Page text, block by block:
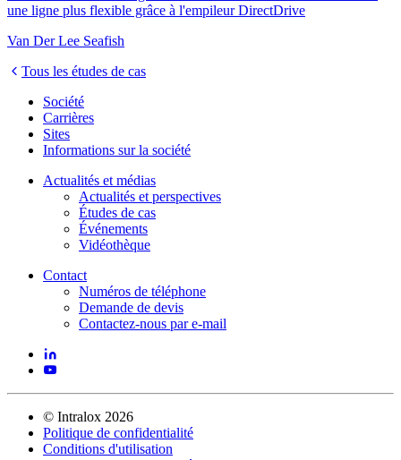
une ligne plus flexible grâce à l'empileur DirectDrive
Van Der Lee Seafish
Tous les études de cas
Société
Carrières
Sites
Informations sur la société
Actualités et médias
Actualités et perspectives
Études de cas
Événements
Vidéothèque
Contact
Numéros de téléphone
Demande de devis
Contactez-nous par e-mail
© Intralox 2026
Politique de confidentialité
Conditions d'utilisation